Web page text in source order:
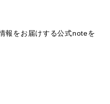
報をお届けする公式noteを